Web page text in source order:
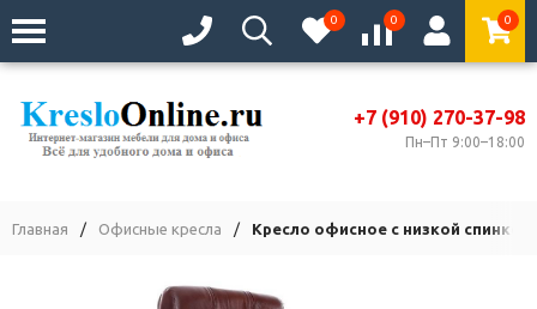
0 0 0
+7 (910) 270-37-98
Пн–Пт 9:00–18:00
Главная / Офисные кресла / Кресло офисное с низкой